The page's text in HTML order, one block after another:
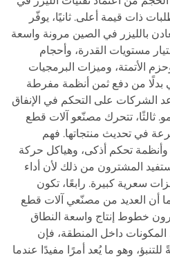
ذات قيمة أعلى. ثانيًا، يوفّر
بالليزر في الصين مرونة واسعة
مستويات القدرة، وأحجام
الأتمتة، وميزات البرمجيات
بدلًا من دفع ثمن أنظمة مفرطة
الشركات على التحكم في الإنفاق
ثالثًا، تتحرك مصنّعو آلات قطع
في تحديث منتجاتها. فهم
تحكم أذكى، وهياكل حركة
المشترون من ذلك لأن أداء
سعرية كبيرة. رابعًا، تكون
أن العديد من مصنّعي آلات قطع
خطوط إنتاج واسعة النطاق
داخل المنطقة، فإن
للتنبؤ، وهو ما يُعد أمرًا مفيدًا عندما